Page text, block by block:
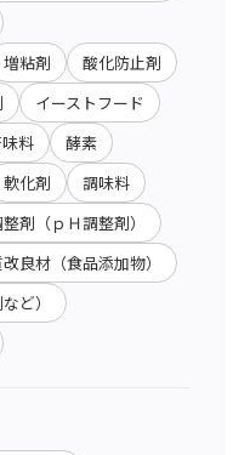
増粘剤 酸化防止剤
イーストフード
料 酵素
軟化剤 調味料
剤（ｐＨ調整剤）
良材（食品添加物）
ど）